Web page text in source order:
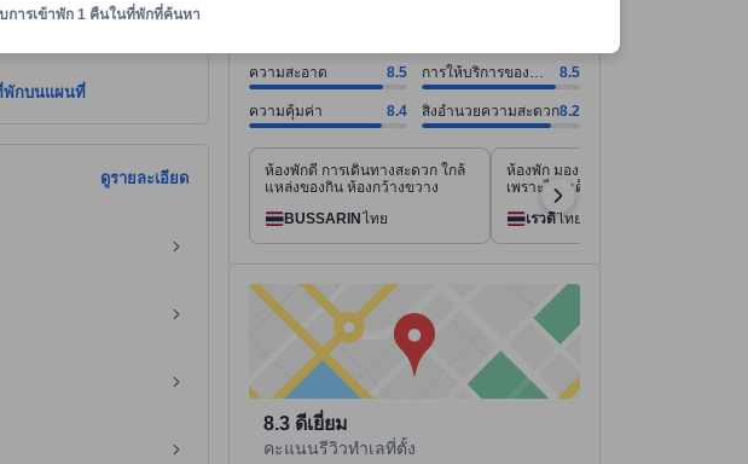
การเข้าพัก 1 คืนในที่พักที่ค้นหา
พักบนแผนที่
ดูรายละเอียด
ความสะอาด 8.5
การให้บริการของ
พนักงาน
8.5
ความคุ้มค่า 8.4 สิ่งอำนวยความสะดวก8.2
ห้องพักดี การเดินทางสะดวก ใกล้
แหล่งของกิน ห้องกว้างขวาง
BUSSARIN ไทย
ห้องพัก มองเห็นสระว่ายน้ำดีมาก
เพราะได้ดูเด็กๆเล่นน้ำได้
เรวดีไทย
8.3 ดีเยี่ยม
คะแนนรีวิวทำเลที่ตั้ง